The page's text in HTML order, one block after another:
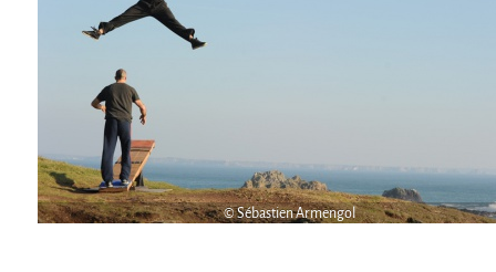
© Sébastien Armengol